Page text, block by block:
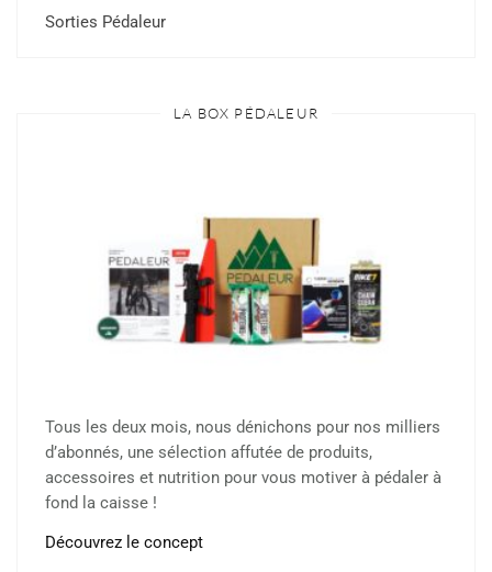
Sorties Pédaleur
LA BOX PÉDALEUR
Tous les deux mois, nous dénichons pour nos milliers
d’abonnés, une sélection affutée de produits,
accessoires et nutrition pour vous motiver à pédaler à
fond la caisse !
Découvrez le concept